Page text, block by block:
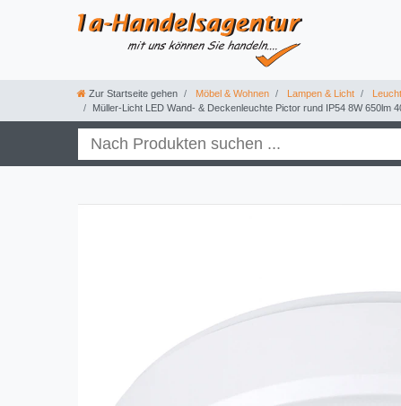
Zur Startseite gehen Möbel & Wohnen Lampen & Licht
Müller-Licht LED Wand- & Deckenleuchte Pictor rund IP54 8W 650lm